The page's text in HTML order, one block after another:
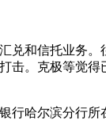
兑和信托业务
击。克极等觉
行哈尔滨分行所